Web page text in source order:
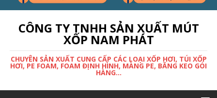
CÔNG TY TNHH SẢN XUẤT MÚT
XỐP NAM PHÁT
CHUYÊN SẢN XUẤT CUNG CẤP CÁC LOẠI XỐP HƠI, TÚI XỐP
HƠI, PE FOAM, FOAM ĐỊNH HÌNH, MÀNG PE, BĂNG KEO GÓI
HÀNG...